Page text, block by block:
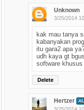
Unknown
3/25/2014
kak mau tanya
kabanyakan
itu gara2 apa
udh kaya gt
software
Delete
Hertzer